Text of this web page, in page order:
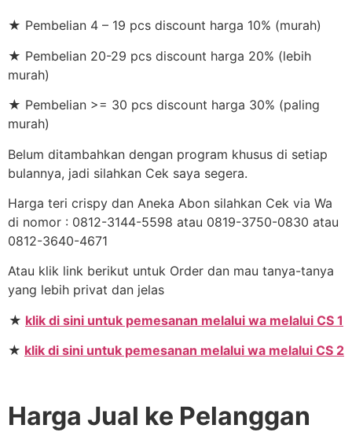
★ Pembelian 4 – 19 pcs discount harga 10% (murah)
★ Pembelian 20-29 pcs discount harga 20% (lebih
murah)
★ Pembelian >= 30 pcs discount harga 30% (paling
murah)
Belum ditambahkan dengan program khusus di setiap
bulannya, jadi silahkan Cek saya segera.
Harga teri crispy dan Aneka Abon silahkan Cek via Wa
di nomor : 0812-3144-5598 atau 0819-3750-0830 atau
0812-3640-4671
Atau klik link berikut untuk Order dan mau tanya-tanya
yang lebih privat dan jelas
★ klik di sini untuk pemesanan melalui wa melalui CS 1
★ klik di sini untuk pemesanan melalui wa melalui CS 2
Harga Jual ke Pelanggan